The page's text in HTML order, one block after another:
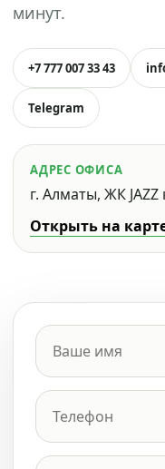
минут.
+7 777 007 33 43
Telegram
АДРЕС ОФИСА
г. Алматы, ЖК JAZZ
Открыть на